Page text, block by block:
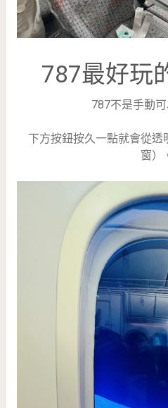
787最好玩
787不是手動可
下方按鈕按久一點就會從透
窗）